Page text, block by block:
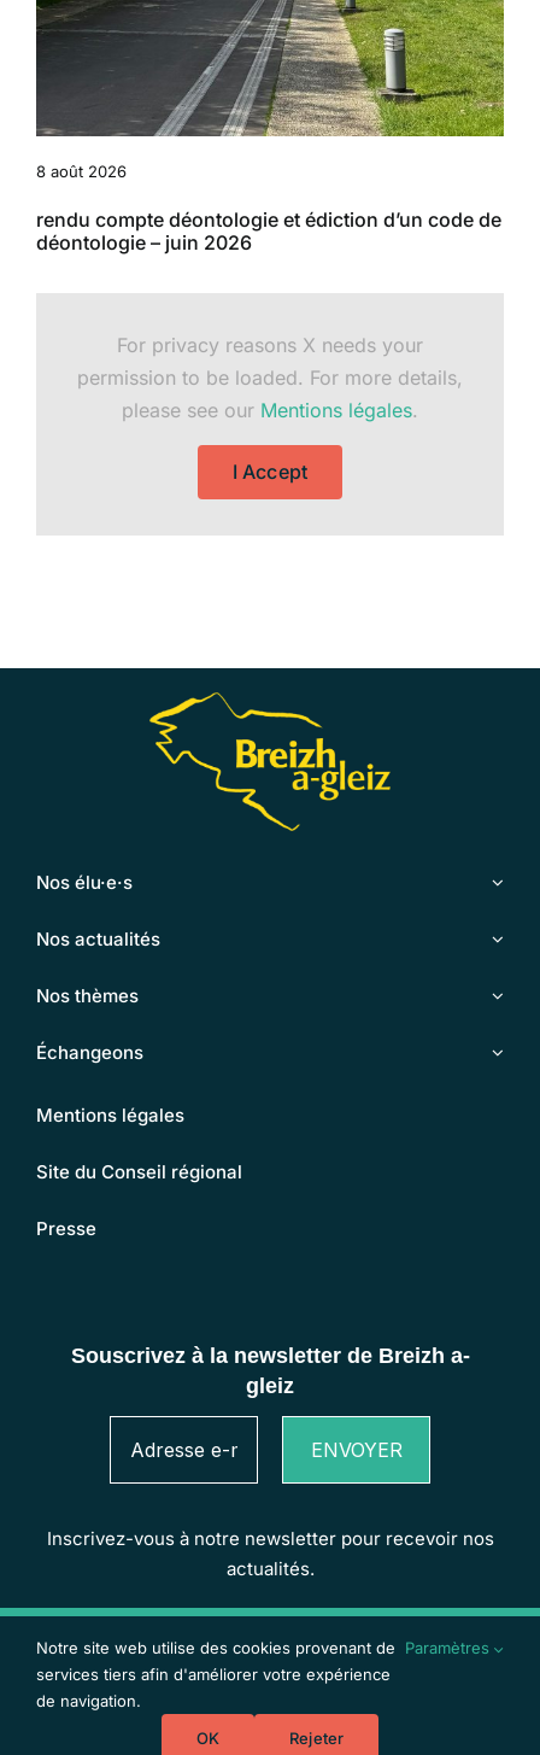
8 août 2026
rendu compte déontologie et édiction d’un code de
déontologie – juin 2026
For privacy reasons X needs your
permission to be loaded. For more details,
please see our Mentions légales.
I Accept
Nos élu·e·s
Nos actualités
Nos thèmes
Échangeons
Mentions légales
Site du Conseil régional
Presse
Inscrivez-vous à notre newsletter pour recevoir nos
actualités.
Copyright 2024Breizh a-gleiz | Webdesign et
développement :Offpix Communication
Notre site web utilise des cookies provenant de
services tiers afin d'améliorer votre expérience
de navigation.
Paramètres
OK Rejeter